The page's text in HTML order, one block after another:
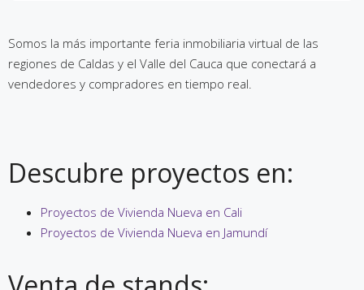
Somos la más importante feria inmobiliaria virtual de las
regiones de Caldas y el Valle del Cauca que conectará a
vendedores y compradores en tiempo real.
Descubre proyectos en:
Proyectos de Vivienda Nueva en Cali
Proyectos de Vivienda Nueva en Jamundí